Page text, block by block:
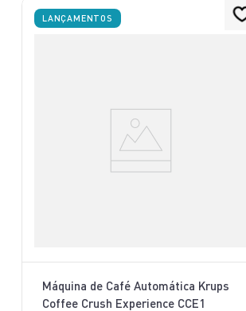
LANÇAMENTOS
Máquina de Café Automática Krups
Coffee Crush Experience CCE1